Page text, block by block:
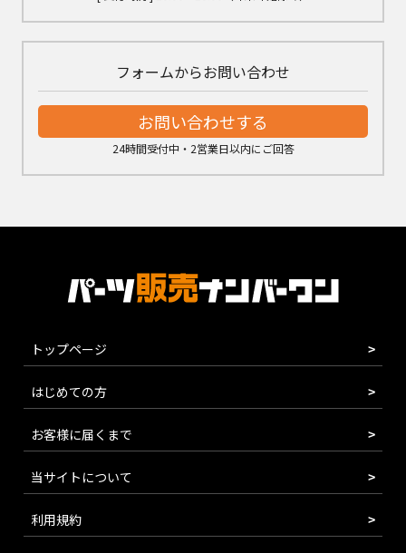
フォームからお問い合わせ
お問い合わせする
24時間受付中・2営業日以内にご回答
トップページ
はじめての方
お客様に届くまで
当サイトについて
利用規約